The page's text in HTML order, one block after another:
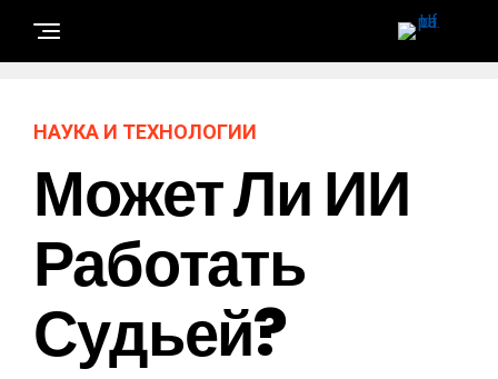
НАУКА И ТЕХНОЛОГИИ
Может Ли ИИ
Работать
Судьей?